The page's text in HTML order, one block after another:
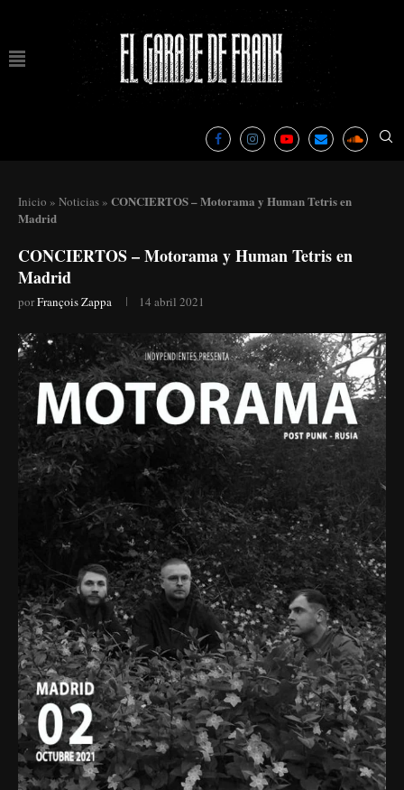
Inicio » Noticias » CONCIERTOS – Motorama y Human Tetris en
Madrid
CONCIERTOS – Motorama y Human Tetris en
Madrid
porFrançois Zappa 14 abril 2021